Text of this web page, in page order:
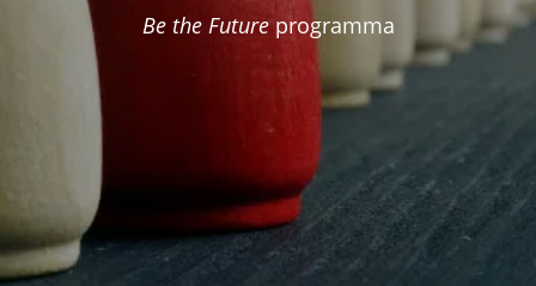
Be the Futureprogramma